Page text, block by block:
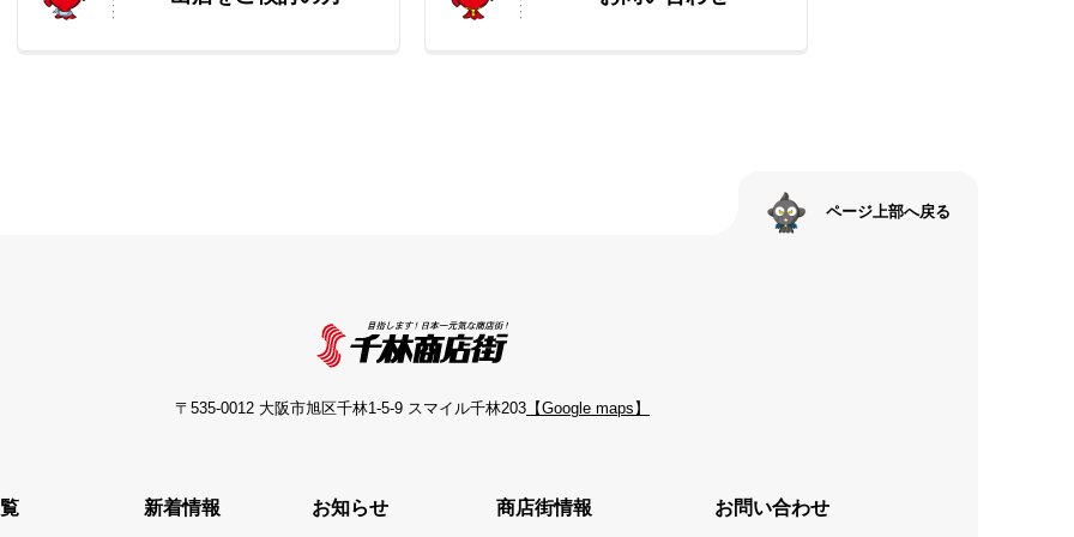
ページ上部へ戻る
〒535-0012 大阪市旭区千林1-5-9 スマイル千林203 【Google maps】
新着情報 お知らせ 商店街情報 お問い合わせ